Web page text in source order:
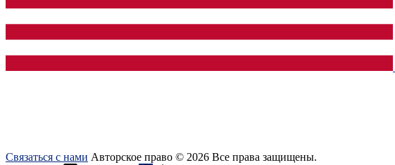
Связаться с нами Авторское право © 2026 Все права защищены.